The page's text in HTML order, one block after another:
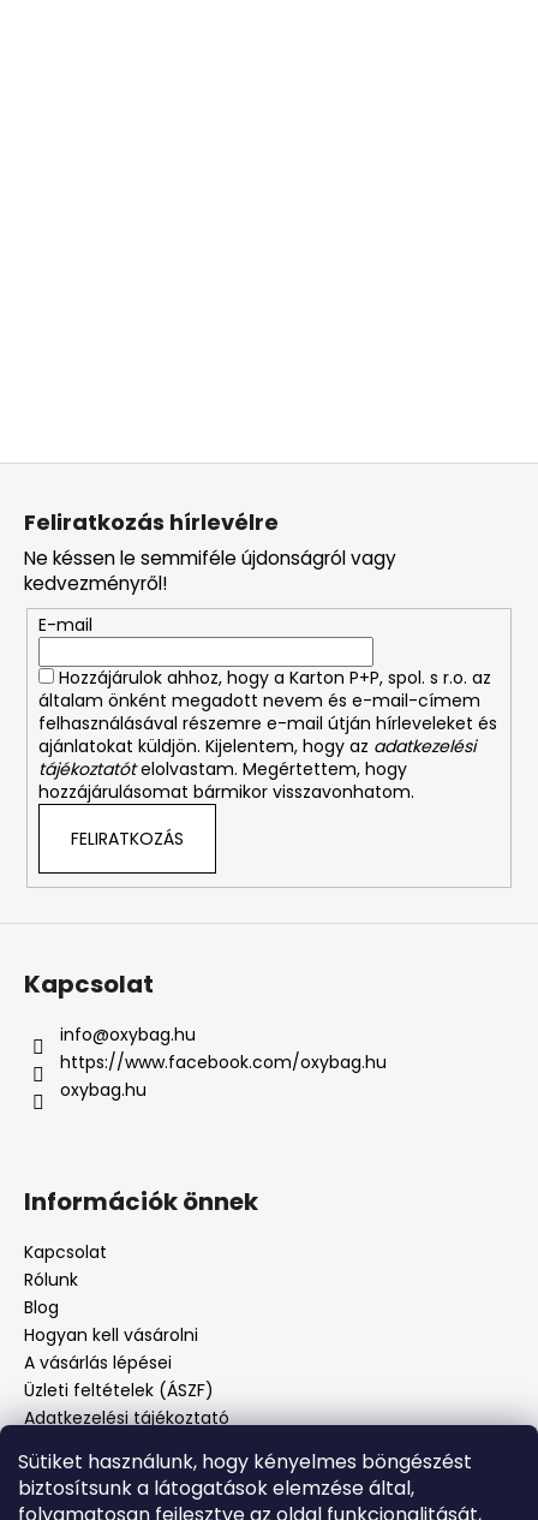
Sütiket használunk, hogy kényelmes böngészést
biztosítsunk a látogatások elemzése által,
L
Feliratkozás hírlevélre
Ne késsen le semmiféle újdonságról vagy
kedvezményről!
E-mail
Hozzájárulok ahhoz, hogy a Karton P+P, spol. s r.o. az
általam önként megadott nevem és e-mail-címem
felhasználásával részemre e-mail útján hírleveleket és
ajánlatokat küldjön. Kijelentem, hogy az adatkezelési
tájékoztatótelolvastam. Megértettem, hogy
hozzájárulásomat bármikor visszavonhatom.
FELIRATKOZÁS
Kapcsolat
info@oxybag.hu
https://www.facebook.com/oxybag.hu
oxybag.hu
Információk önnek
Kapcsolat
Rólunk
Blog
Hogyan kell vásárolni
A vásárlás lépései
Üzleti feltételek (ÁSZF)
Adatkezelési tájékoztató
Panaszjelenté